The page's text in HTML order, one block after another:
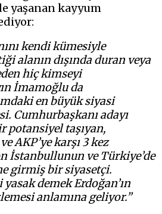
yaşanan kayyum
kendi kümesiyle
alanın dışında duran veya
hiç kimseyi
İmamoğlu da
en büyük siyasi
Cumhurbaşkanı adayı
potansiyel taşıyan,
AKP’ye karşı 3 kez
İstanbullunun ve Türkiye’de
girmiş bir siyasetçi.
demek Erdoğan’ın
anlamına geliyor.”